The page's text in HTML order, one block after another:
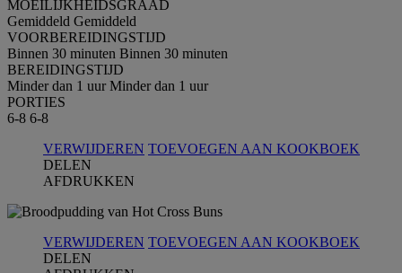
MOEILIJKHEIDSGRAAD
Gemiddeld Gemiddeld
VOORBEREIDINGSTIJD
Binnen 30 minuten Binnen 30 minuten
BEREIDINGSTIJD
Minder dan 1 uur Minder dan 1 uur
PORTIES
6-8 6-8
VERWIJDEREN TOEVOEGEN AAN KOOKBOEK
DELEN
AFDRUKKEN
VERWIJDEREN TOEVOEGEN AAN KOOKBOEK
DELEN